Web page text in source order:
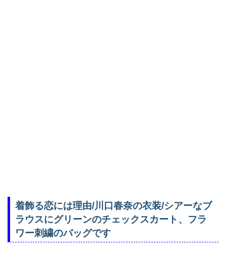
着飾る恋には理由/川口春奈の衣装/シアーなブ
ラウスにグリーンのチェックスカート、フラ
ワー刺繍のバッグです